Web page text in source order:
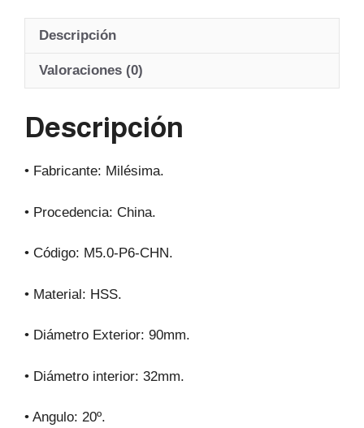
at
A
p
c
b
o
e
a
ail
Descripción
Valoraciones (0)
Descripción
• Fabricante: Milésima.
• Procedencia: China.
• Código: M5.0-P6-CHN.
• Material: HSS.
• Diámetro Exterior: 90mm.
• Diámetro interior: 32mm.
• Angulo: 20º.